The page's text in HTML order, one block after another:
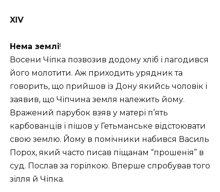
XIV
Нема землі!
Восени Чіпка позвозив додому хліб і лагодився
його молотити. Аж приходить урядник та
говорить, що прийшов із Дону якийсь чоловік і
заявив, що Чіпчина земля належить йому.
Вражений парубок взяв у матері п’ять
карбованців і пішов у Гетьманське відстоювати
свою землю. Йому в помічники набився Василь
Порох, який часто писав піщанам “прошенія” в
суд. Послав за горілкою. Вперше спробував того
зілля й Чіпка.